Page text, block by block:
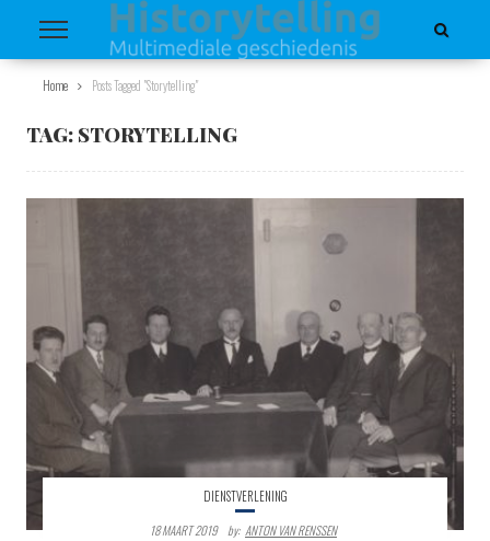
Home Posts Tagged "storytelling"
TAG: STORYTELLING
DIENSTVERLENING
18 MAART 2019
By: ANTON VAN RENSSEN